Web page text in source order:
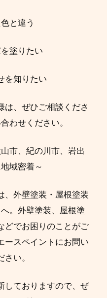
と違う
塗りたい
を知りたい
は、ぜひご相談くださ
わせください。
市、紀の川市、岩出
域密着～
、外壁塗装・屋根塗装
。外壁塗装、屋根塗
どでお困りのことがご
ースペイントにお問い
さい。
しておりますので、ぜ